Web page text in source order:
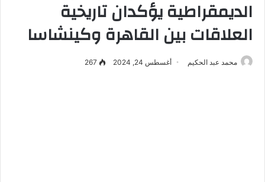
الديمقراطية يؤكدان تاريخية
العلاقات بين القاهرة وكينشاسا
محمد عبد الحكيم أغسطس 24, 2024 267